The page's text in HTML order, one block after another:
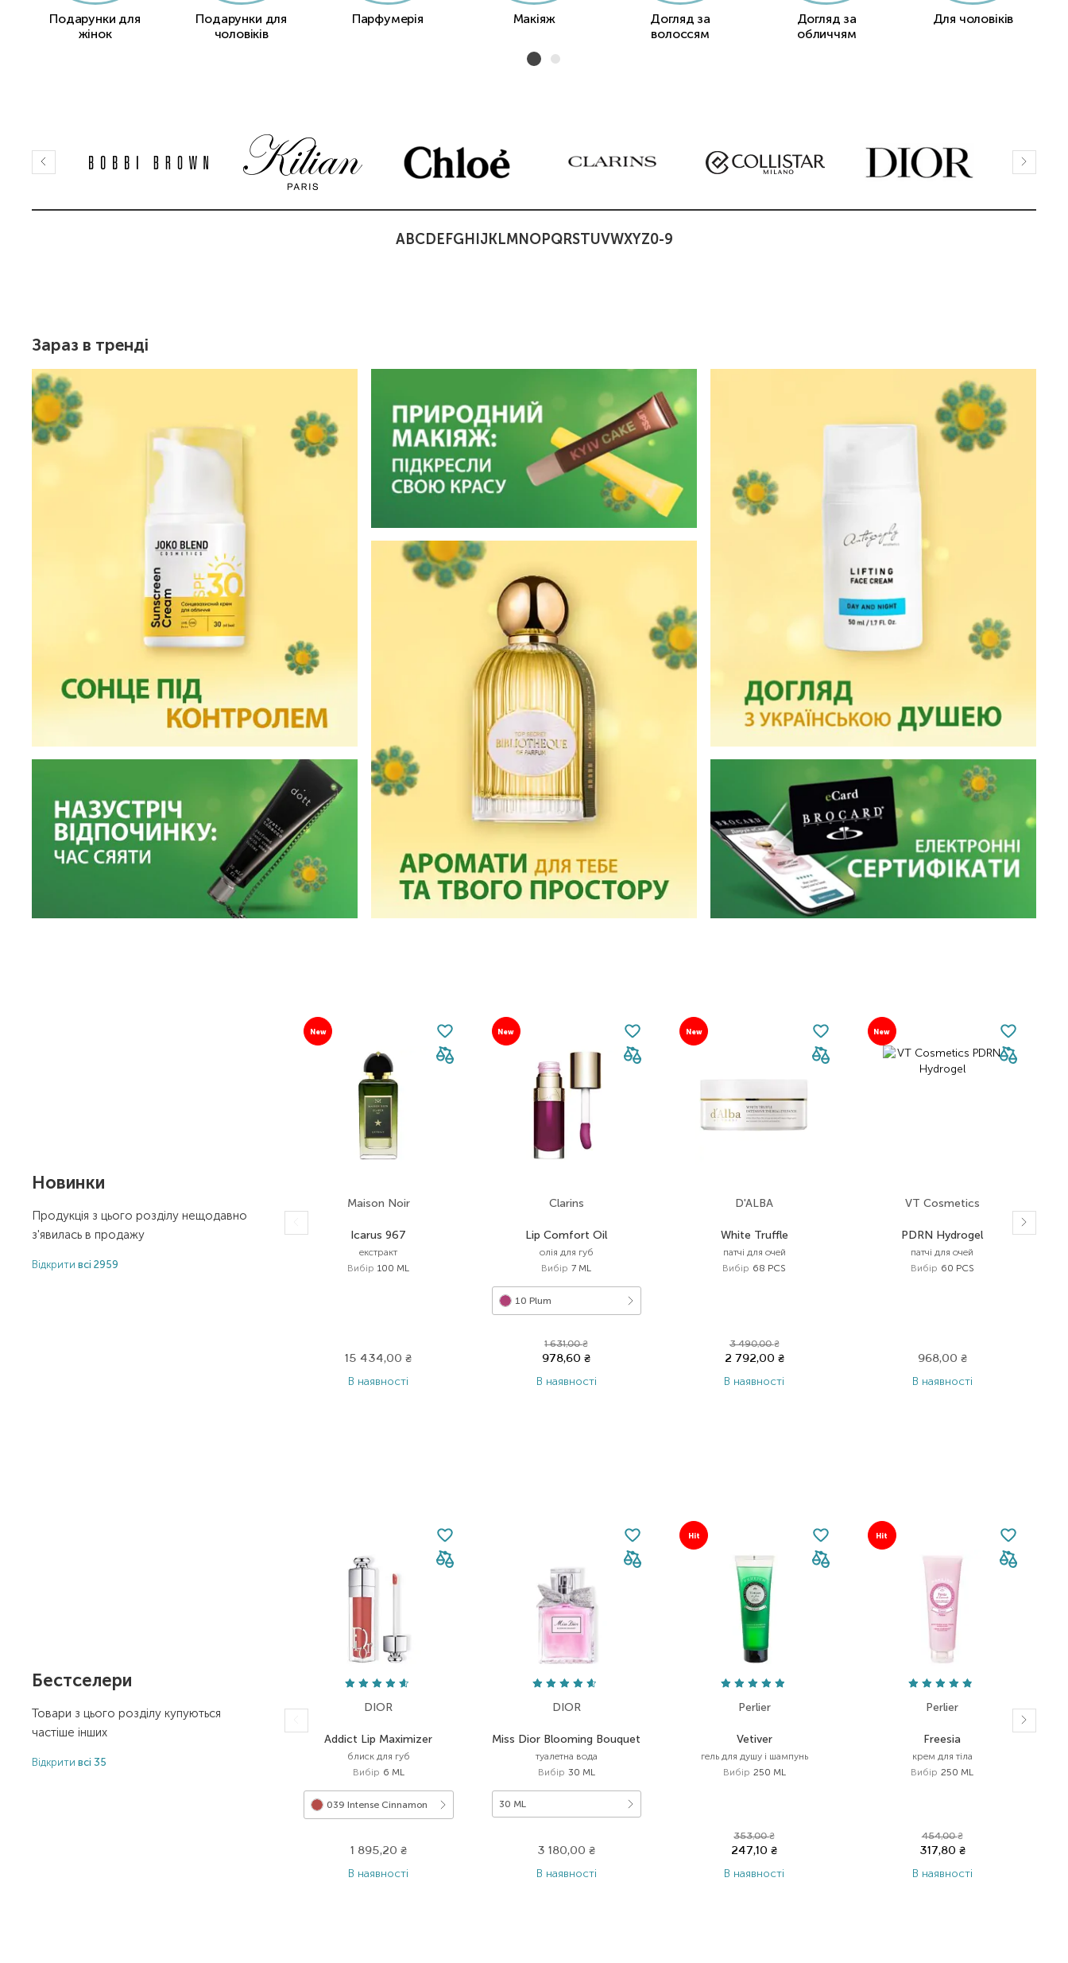
Подарунки для
жінок
Подарунки для
чоловіків
Парфумерія Макіяж
Догляд за
волоссям
Догляд за
обличчям
Для чоловіків
ABCD E FG H J KLMN OPQRSTUVWXYZ0-9
Зараз в тренді
Новинки
Продукція з цього розділу нещодавно
з'явилась в продажу
Відкрити всі 2959
New
Maison Noir
Icarus 967
екстракт
Вибір 100 ML
15 434,00₴
В наявності
New
Clarins
Lip Comfort Oil
олія для губ
Вибір 7 ML
10 Plum
1 631,00₴
978,60₴
В наявності
New
D'ALBA
White Truffle
патчі для очей
Вибір 68 PCS
3 490,00₴
2 792,00 ₴
В наявності
New
VT Cosmetics
PDRN Hydrogel
патчі для очей
Вибір 60 PCS
968,00 ₴
В наявності
Бестселери
Товари з цього розділу купуються
частіше інших
Відкрити всі 35
DIOR
Addict Lip Maximizer
блиск для губ
Вибір 6 ML
039 Intense Cinnamon
1 895,20 ₴
В наявності
DIOR
Miss Dior Blooming Bouquet
туалетна вода
Вибір 30 ML
30 ML
3 180,00₴
В наявності
Hit
Perlier
Vetiver
гель для душу і шампунь
Вибір 250 ML
353,00₴
247,10₴
В наявності
Hit
Perlier
Freesia
крем для тіла
Вибір 250 ML
454,00₴
317,80 ₴
В наявності